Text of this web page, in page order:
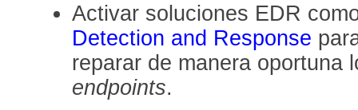
Activar soluciones EDR
Detection and Response
reparar de manera oportuna
endpoints.